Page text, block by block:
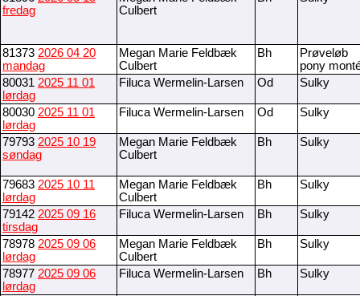
fredag
Culbert
81373 2026 04 20
mandag
Megan Marie Feldbæk
Culbert
Bh
Prøveløb
pony
80031 2025 11 01
lørdag
Filuca Wermelin-Larsen Od Sulky
80030 2025 11 01
lørdag
Filuca Wermelin-Larsen Od Sulky
79793 2025 10 19
søndag
Megan Marie Feldbæk
Culbert
Bh Sulky
79683 2025 10 11
lørdag
Megan Marie Feldbæk
Culbert
Bh Sulky
79142 2025 09 16
tirsdag
Filuca Wermelin-Larsen Bh Sulky
78978 2025 09 06
lørdag
Megan Marie Feldbæk
Culbert
Bh Sulky
78977 2025 09 06
lørdag
Filuca Wermelin-Larsen Bh Sulky